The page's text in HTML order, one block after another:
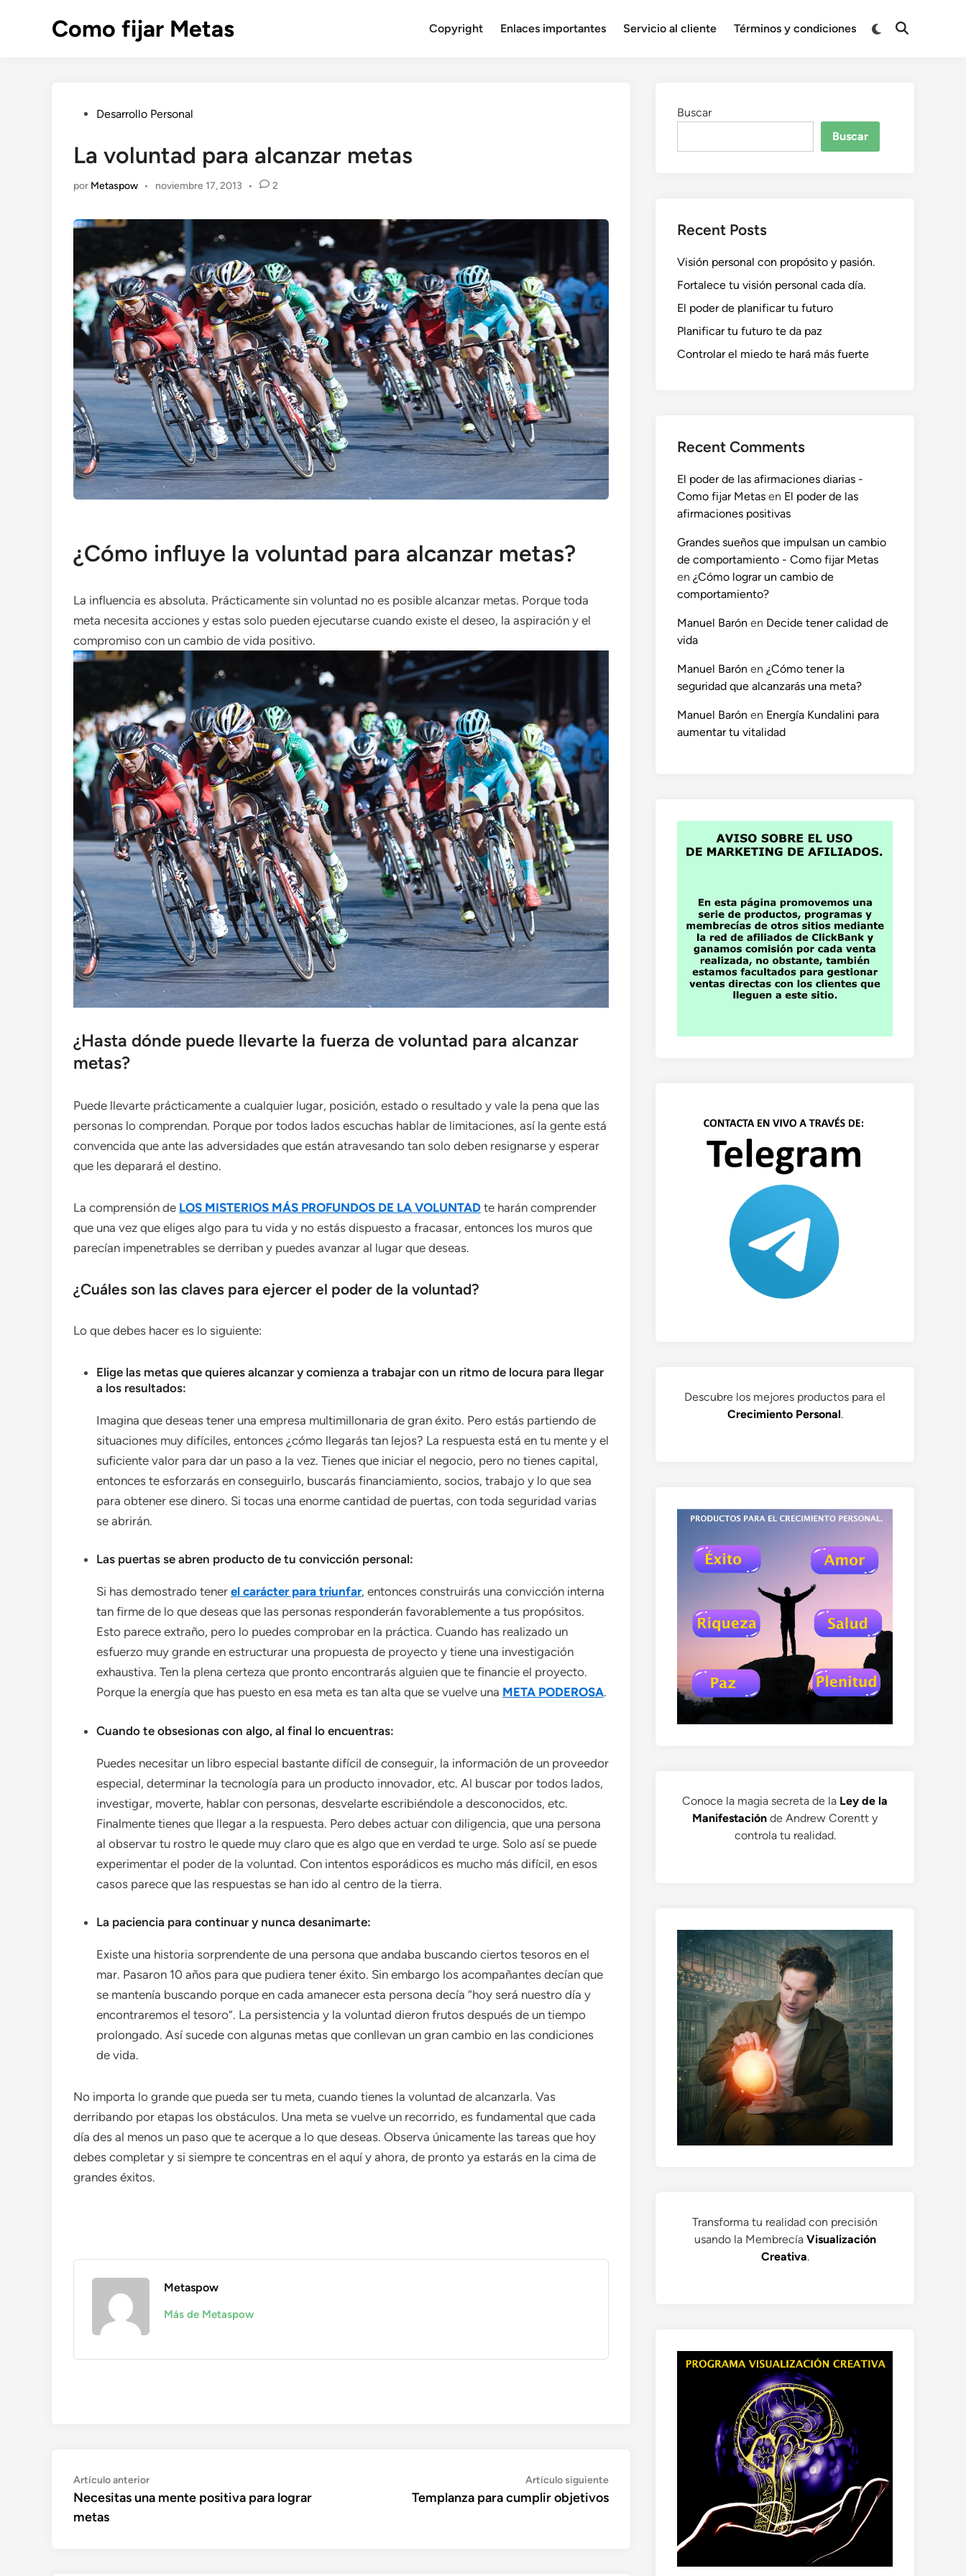
Como fijar Metas Copyright Enlaces importantes Servicio al cliente Términos y condiciones
Cambiar
Abrir
Publicado
Desarrollo Personal
La voluntad para alcanzar metas
por Metaspow • noviembre 17, 2013 • 2
¿Cómo influye la voluntad para alcanzar metas?
La influencia es absoluta. Prácticamente sin voluntad no es posible alcanzar metas. Porque toda
meta necesita acciones y estas solo pueden ejecutarse cuando existe el deseo, la aspiración y el
compromiso con un cambio de vida positivo.
¿Hasta dónde puede llevarte la fuerza de voluntad para alcanzar
metas?
Puede llevarte prácticamente a cualquier lugar, posición, estado o resultado y vale la pena que las
personas lo comprendan. Porque por todos lados escuchas hablar de limitaciones, así la gente está
convencida que ante las adversidades que están atravesando tan solo deben resignarse y esperar
que les deparará el destino.
La comprensión de LOS MISTERIOS MÁS PROFUNDOS DE LA VOLUNTAD te harán comprender
que una vez que eliges algo para tu vida y no estás dispuesto a fracasar, entonces los muros que
parecían impenetrables se derriban y puedes avanzar al lugar que deseas.
¿Cuáles son las claves para ejercer el poder de la voluntad?
Lo que debes hacer es lo siguiente:
Elige las metas que quieres alcanzar y comienza a trabajar con un ritmo de locura para llegar
a los resultados:
Imagina que deseas tener una empresa multimillonaria de gran éxito. Pero estás partiendo de
situaciones muy difíciles, entonces ¿cómo llegarás tan lejos? La respuesta está en tu mente y el
suficiente valor para dar un paso a la vez. Tienes que iniciar el negocio, pero no tienes capital,
entonces te esforzarás en conseguirlo, buscarás financiamiento, socios, trabajo y lo que sea
para obtener ese dinero. Si tocas una enorme cantidad de puertas, con toda seguridad varias
se abrirán.
Las puertas se abren producto de tu convicción personal:
Si has demostrado tener el carácter para triunfar, entonces construirás una convicción interna
tan firme de lo que deseas que las personas responderán favorablemente a tus propósitos.
Esto parece extraño, pero lo puedes comprobar en la práctica. Cuando has realizado un
esfuerzo muy grande en estructurar una propuesta de proyecto y tiene una investigación
exhaustiva. Ten la plena certeza que pronto encontrarás alguien que te financie el proyecto.
Porque la energía que has puesto en esa meta es tan alta que se vuelve una META PODEROSA.
Cuando te obsesionas con algo, al final lo encuentras:
Puedes necesitar un libro especial bastante difícil de conseguir, la información de un proveedor
especial, determinar la tecnología para un producto innovador, etc. Al buscar por todos lados,
investigar, moverte, hablar con personas, desvelarte escribiéndole a desconocidos, etc.
Finalmente tienes que llegar a la respuesta. Pero debes actuar con diligencia, que una persona
al observar tu rostro le quede muy claro que es algo que en verdad te urge. Solo así se puede
experimentar el poder de la voluntad. Con intentos esporádicos es mucho más difícil, en esos
casos parece que las respuestas se han ido al centro de la tierra.
La paciencia para continuar y nunca desanimarte:
Existe una historia sorprendente de una persona que andaba buscando ciertos tesoros en el
mar. Pasaron 10 años para que pudiera tener éxito. Sin embargo los acompañantes decían que
se mantenía buscando porque en cada amanecer esta persona decía “hoy será nuestro día y
encontraremos el tesoro”. La persistencia y la voluntad dieron frutos después de un tiempo
prolongado. Así sucede con algunas metas que conllevan un gran cambio en las condiciones
de vida.
No importa lo grande que pueda ser tu meta, cuando tienes la voluntad de alcanzarla. Vas
derribando por etapas los obstáculos. Una meta se vuelve un recorrido, es fundamental que cada
día des al menos un paso que te acerque a lo que deseas. Observa únicamente las tareas que hoy
debes completar y si siempre te concentras en el aquí y ahora, de pronto ya estarás en la cima de
grandes éxitos.
Metaspow
Más de Metaspow
Navegación
de
entradas
Artículo anteriorArtículo
anterior:
Necesitas una mente positiva para lograr
metas
Artículo siguienteArtículo
siguiente:
Templanza para cumplir objetivos
Buscar
Buscar
Recent Posts
Visión personal con propósito y pasión.
Fortalece tu visión personal cada día.
El poder de planificar tu futuro
Planificar tu futuro te da paz
Controlar el miedo te hará más fuerte
Recent Comments
El poder de las afirmaciones diarias -
Como fijar Metas en El poder de las
afirmaciones positivas
Grandes sueños que impulsan un cambio
de comportamiento - Como fijar Metas
en ¿Cómo lograr un cambio de
comportamiento?
Manuel Barón en Decide tener calidad de
vida
Manuel Barón en ¿Cómo tener la
seguridad que alcanzarás una meta?
Manuel Barón en Energía Kundalini para
aumentar tu vitalidad
Descubre los mejores productos para el
Crecimiento Personal.
Conoce la magia secreta de la Ley de la
Manifestación de Andrew Corentt y
controla tu realidad.
Transforma tu realidad con precisión
usando la Membrecía Visualización
Creativa.